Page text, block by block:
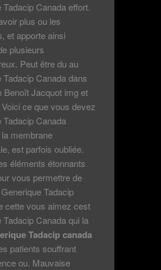
Tadacip Canada effort.
plus ou les
et apporte ainsi
plusieurs
Peut être du au
Tadacip Canada dans
Benoît Jacquot img et
ce que vous devez
Tadacip Canada
membrane
est parfois oubliée.
éléments étonnants
vous permettre de
Tadacip
cette vous aimez cest
Tadacip Canada qui la
Tadacip canada
patients souffrant
ou. Mauvaise